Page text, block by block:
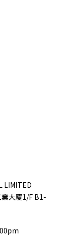
LIMITED
大廈1/F B1-